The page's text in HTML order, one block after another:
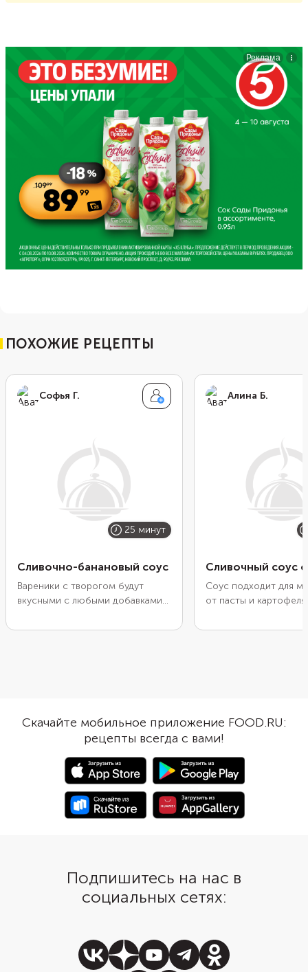
ПОХОЖИЕ РЕЦЕПТЫ
Софья Г.
25 минут
Сливочно-банановый соус
Вареники с творогом будут
вкусными с любыми добавками
и просто с растопленным
тонкое тесто. Понадобятся
жирные сливки, подходящие для
взбивания, бананы, сахарная
пудра и ванилин.
Алина Б.
Сливочный соус
Соус подходит для
от пасты и
сливки жирностью
вкусовых оттенков.
заготовку лучше как
скорее. Ведь у
сливочных заправок
срок хранения.
Скачайте мобильное приложение FOOD.RU:
рецепты всегда с вами!
Подпишитесь на нас в
социальных сетях: